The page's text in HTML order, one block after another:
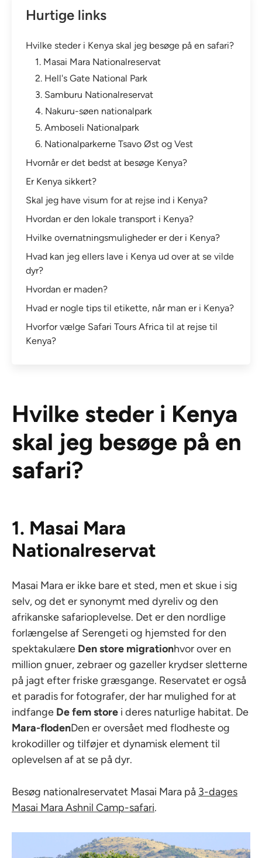
Hurtige links
Hvilke steder i Kenya skal jeg besøge på en safari?
1. Masai Mara Nationalreservat
2. Hell's Gate National Park
3. Samburu Nationalreservat
4. Nakuru-søen nationalpark
5. Amboseli Nationalpark
6. Nationalparkerne Tsavo Øst og Vest
Hvornår er det bedst at besøge Kenya?
Er Kenya sikkert?
Skal jeg have visum for at rejse ind i Kenya?
Hvordan er den lokale transport i Kenya?
Hvilke overnatningsmuligheder er der i Kenya?
Hvad kan jeg ellers lave i Kenya ud over at se vilde
dyr?
Hvordan er maden?
Hvad er nogle tips til etikette, når man er i Kenya?
Hvorfor vælge Safari Tours Africa til at rejse til
Kenya?
Hvilke steder i Kenya
skal jeg besøge på en
safari?
1. Masai Mara
Nationalreservat
Masai Mara er ikke bare et sted, men et skue i sig
selv, og det er synonymt med dyreliv og den
afrikanske safarioplevelse. Det er den nordlige
forlængelse af Serengeti og hjemsted for den
spektakulære Den store migrationhvor over en
million gnuer, zebraer og gazeller krydser sletterne
på jagt efter friske græsgange. Reservatet er også
et paradis for fotografer, der har mulighed for at
indfange De fem store i deres naturlige habitat. De
Mara-flodenDen er oversået med flodheste og
krokodiller og tilføjer et dynamisk element til
oplevelsen af at se på dyr.
Besøg nationalreservatet Masai Mara på 3-dages
Masai Mara Ashnil Camp-safari.